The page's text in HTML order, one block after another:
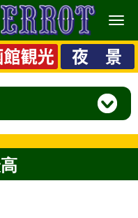
メ
ニ
ュ
ー